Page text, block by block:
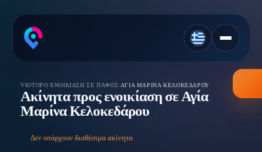
VIOTOPO/ΕΝΟΙΚΊΑΣΗ ΣΕ ΠΆΦΟΣ/ΑΓΊΑ ΜΑΡΊΝΑ ΚΕΛΟΚΕΔΆΡΟΥ
Ακίνητα προς ενοικίαση σε Αγία
Μαρίνα Κελοκεδάρου
Δεν υπάρχουν διαθέσιμα ακίνητα